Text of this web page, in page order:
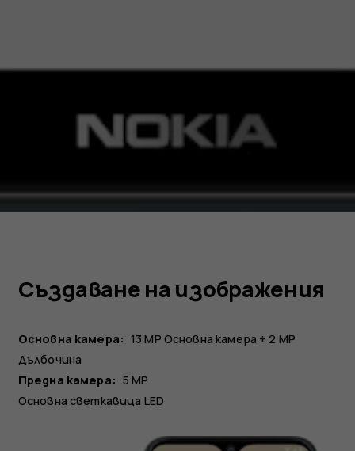
Създаване на изображения
Основна камера: 13 MP Основна камера + 2 MP
Дълбочина
Предна камера: 5 MP
Основна светкавица LED